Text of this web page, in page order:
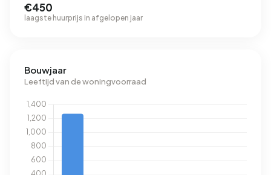
€450
laagste huurprijs in afgelopen jaar
Bouwjaar
Leeftijd van de woningvoorraad